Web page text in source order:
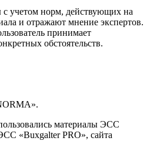
с учетом норм, действующих на
и отражают мнение экспертов.
принимает
обстоятельств.
материалы ЭСС
«Buxgalter PRO», сайта